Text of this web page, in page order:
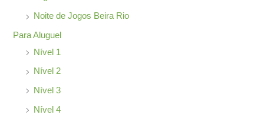
Noite de Jogos Beira Rio
Para Aluguel
Nível 1
Nível 2
Nível 3
Nível 4